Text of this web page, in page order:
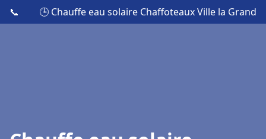
📞 🕒 Chauffe eau solaire Chaffoteaux Ville la Grand